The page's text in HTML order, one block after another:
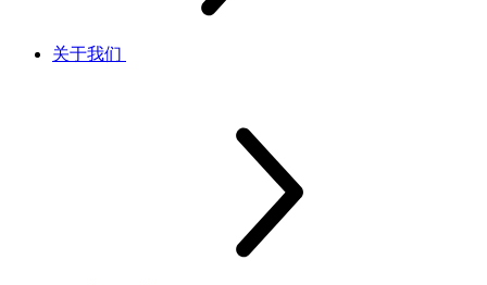
关于我们